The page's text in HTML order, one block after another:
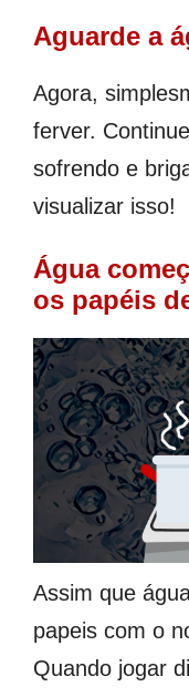
Aguarde a
Agora,
ferver.
sofrendo e
visualizar isso!
Água
os papéis
Assim que
papeis com o
Quando jogar